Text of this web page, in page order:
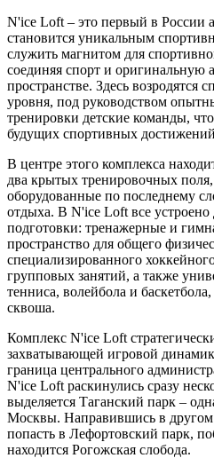
N'ice Loft – это первый в России
становится уникальным
служить магнитом для
соединяя спорт и оригинальную
пространстве. Здесь
уровня, под руководством
тренировки детские команды,
будущих спортивных
В центре этого комплекса
два крытых тренировочных поля,
оборудованные по последнему
отдыха. В N'ice Loft все устроено
подготовки: тренажерные и
пространство для общего
специализированного
групповых занятий, а также
тенниса, волейбола и
сквоша.
Комплекс N'ice Loft
захватывающей игровой
граница центрального
N'ice Loft раскинулись сразу
выделяется Таганский парк –
Москвы. Направившись в
попасть в Лефортовский парк,
находится Рогожская слобода.